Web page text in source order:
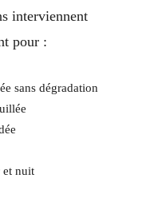
interviennent
pour :
sans dégradation
et nuit